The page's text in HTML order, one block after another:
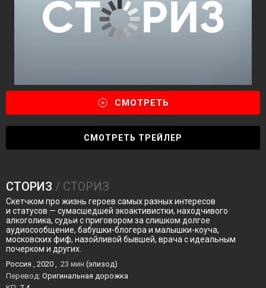
СМОТРЕТЬ
СМОТРЕТЬ ТРЕЙЛЕР
СТОРИЗ / СТОРИЗ
Скетчком про жизнь героев самых разных интересов
и статусов — сумасшедшей экоактивистки, находчивого
алкоголика, судьи с приговором за слишком долгое
аудиосообщение, бабушки-блогера и малышки-коуча,
московских фиф, назойливой бывшей, врача с идеальным
почерком и других.
Россия , 2020 , 23 мин (эпизод)
Перевод: Оригинальная дорожка